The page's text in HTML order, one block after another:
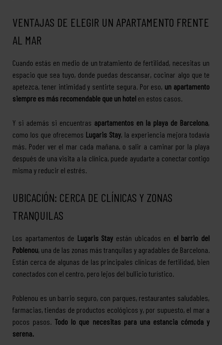
VENTAJAS DE ELEGIR UN APARTAMENTO FRENTE
AL MAR
Cuando estás en medio de un tratamiento de fertilidad, necesitas un
espacio que sea tuyo, donde puedas descansar, cocinar algo que te
apetezca, tener intimidad y sentirte segura. Por eso, un apartamento
siempre es más recomendable que un hotel en estos casos.
Y si además si encuentras apartamentos en la playa de Barcelona,
como los que ofrecemos Lugaris Stay, la experiencia mejora todavía
más. Poder ver el mar cada mañana, o salir a caminar por la playa
después de una visita a la clínica, puede ayudarte a conectar contigo
misma y reducir el estrés.
UBICACIÓN: CERCA DE CLÍNICAS Y ZONAS
TRANQUILAS
Los apartamentos de Lugaris Stay están ubicados en el barrio del
Poblenou, una de las zonas más tranquilas y agradables de Barcelona.
Están cerca de algunas de las principales clínicas de fertilidad, bien
conectados con el centro, pero lejos del bullicio turístico.
Poblenou es un barrio seguro, con parques, restaurantes saludables,
farmacias, tiendas de productos ecológicos y, por supuesto, el mar a
pocos pasos. Todo lo que necesitas para una estancia cómoda y
serena.